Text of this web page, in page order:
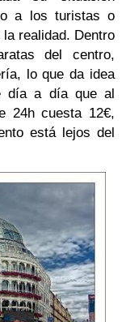
a los turistas o
realidad. Dentro
del centro,
lo que da idea
día a día que al
24h cuesta 12€,
está lejos del